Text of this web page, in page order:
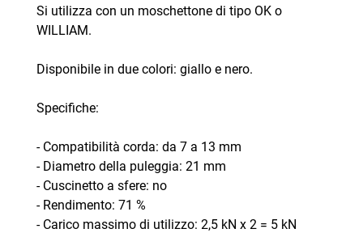
Si utilizza con un moschettone di tipo OK o
WILLIAM.
Disponibile in due colori: giallo e nero.
Specifiche:
- Compatibilità corda: da 7 a 13 mm
- Diametro della puleggia: 21 mm
- Cuscinetto a sfere: no
- Rendimento: 71 %
- Carico massimo di utilizzo: 2,5 kN x 2 = 5 kN